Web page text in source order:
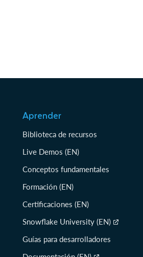
Aprender
Biblioteca de recursos
Live Demos (EN)
Conceptos fundamentales
Formación (EN)
Certificaciones (EN)
Snowflake University (EN)
Guías para desarrolladores